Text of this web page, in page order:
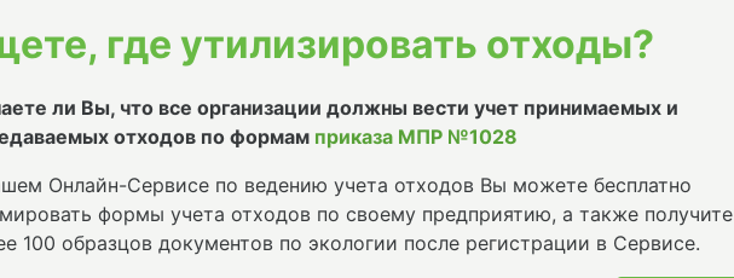
где утилизировать отходы?
ли Вы, что все организации должны вести учет принимаемых и
отходов по формам приказа МПР №1028
Онлайн-Сервисе по ведению учета отходов Вы можете бесплатно
формы учета отходов по своему предприятию, а также получите
100 образцов документов по экологии после регистрации в Сервисе.